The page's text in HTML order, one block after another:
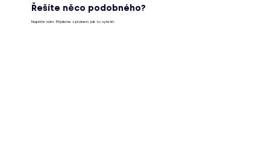
Řešíte něco podobného?
Napište nám. Přijdeme s plánem jak to vyřešit.